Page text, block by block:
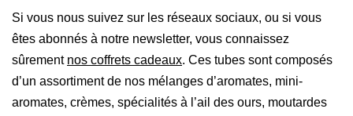
Si vous nous suivez sur les réseaux sociaux, ou si vous
êtes abonnés à notre newsletter, vous connaissez
sûrement nos coffrets cadeaux. Ces tubes sont composés
d’un assortiment de nos mélanges d’aromates, mini-
aromates, crèmes, spécialités à l’ail des ours, moutardes